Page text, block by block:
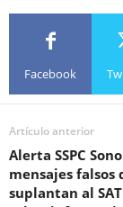
Facebook
Artículo anterior
Alerta SSPC
mensajes falsos
suplantan al